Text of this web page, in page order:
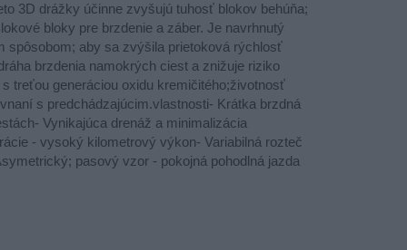
3D drážky účinne zvyšujú tuhosť blokov behúňa;
bloky pre brzdenie a záber. Je navrhnutý
spôsobom; aby sa zvýšila prietoková rýchlosť
brzdenia namokrých ciest a znižuje riziko
treťou generáciou oxidu kremičitého;životnosť
s predchádzajúcim.vlastnosti- Krátka brzdná
Vynikajúca drenáž a minimalizácia
- vysoký kilometrový výkon- Variabilná rozteč
pasový vzor - pokojná pohodlná jazda